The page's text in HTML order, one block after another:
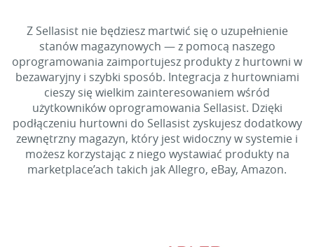
Z Sellasist nie będziesz martwić się o uzupełnienie
stanów magazynowych — z pomocą naszego
oprogramowania zaimportujesz produkty z hurtowni w
bezawaryjny i szybki sposób. Integracja z hurtowniami
cieszy się wielkim zainteresowaniem wśród
użytkowników oprogramowania Sellasist. Dzięki
podłączeniu hurtowni do Sellasist zyskujesz dodatkowy
zewnętrzny magazyn, który jest widoczny w systemie i
możesz korzystając z niego wystawiać produkty na
marketplace’ach takich jak Allegro, eBay, Amazon.